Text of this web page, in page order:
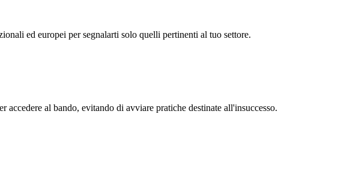
ed europei per segnalarti solo quelli pertinenti al tuo settore.
al bando, evitando di avviare pratiche destinate all'insuccesso.